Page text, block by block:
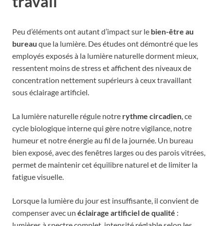
Peu d’éléments ont autant d’impact sur le bien-être au
bureau que la lumière. Des études ont démontré que les
employés exposés à la lumière naturelle dorment mieux,
ressentent moins de stress et affichent des niveaux de
concentration nettement supérieurs à ceux travaillant
sous éclairage artificiel.
La lumière naturelle régule notre rythme circadien, ce
cycle biologique interne qui gère notre vigilance, notre
humeur et notre énergie au fil de la journée. Un bureau
bien exposé, avec des fenêtres larges ou des parois vitrées,
permet de maintenir cet équilibre naturel et de limiter la
fatigue visuelle.
Lorsque la lumière du jour est insuffisante, il convient de
compenser avec un éclairage artificiel de qualité :